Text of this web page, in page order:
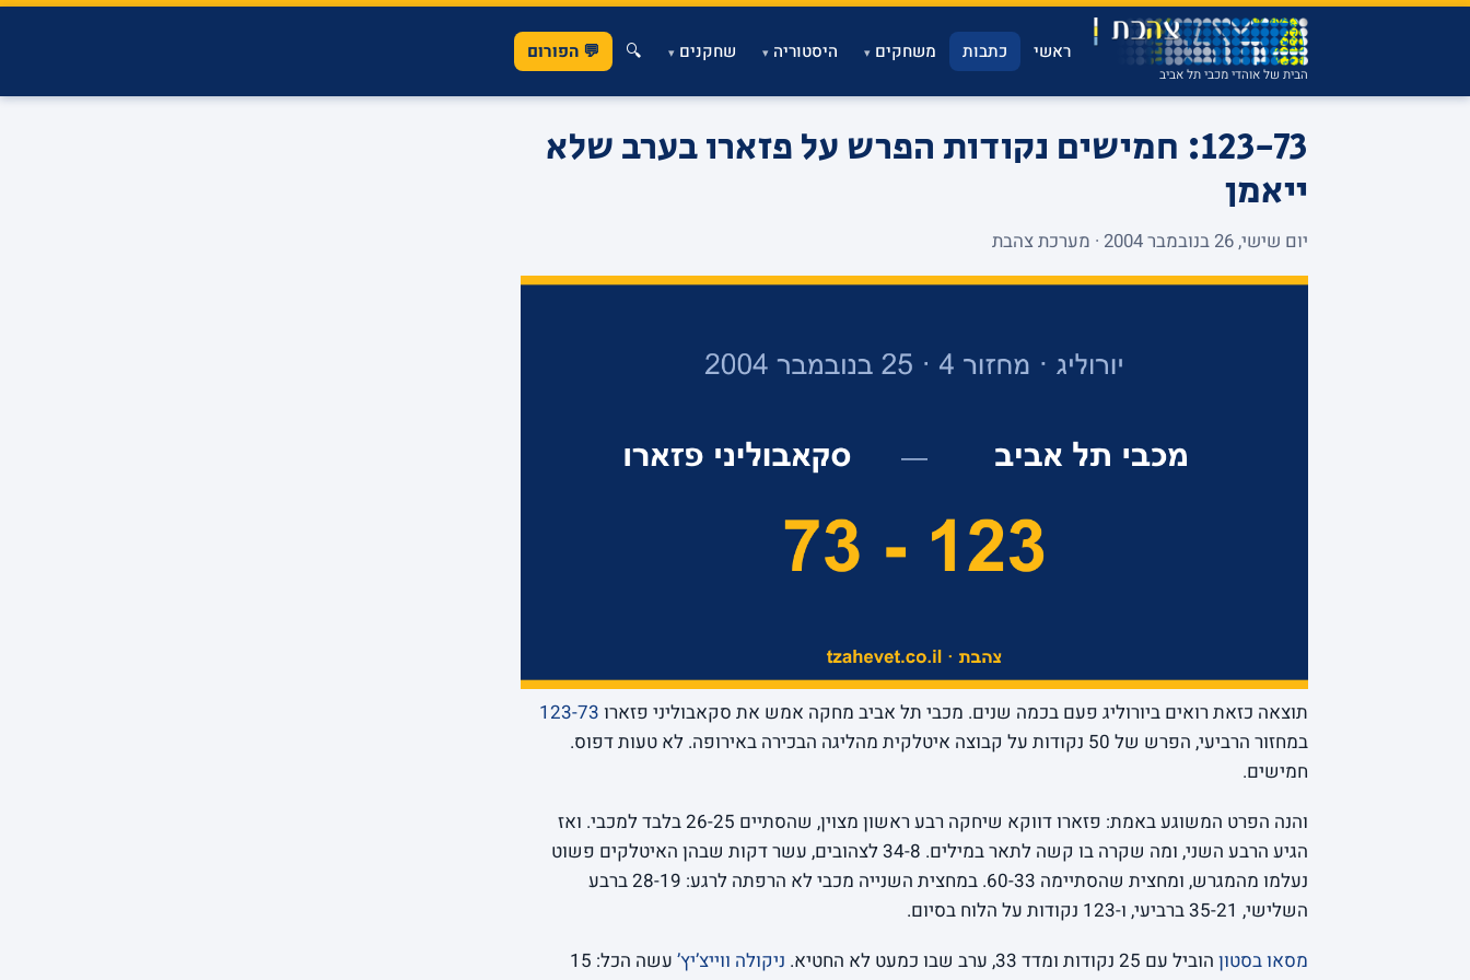
הבית של אוהדי מכבי תל אביב
ראשי כתבות משחקים▾ היסטוריה▾ שחקנים▾
🔍 💬 הפורום
123-73: חמישים נקודות הפרש על פזארו בערב שלא
ייאמן
יום שישי, 26 בנובמבר 2004 · מערכת צהבת
תוצאה כזאת רואים ביורוליג פעם בכמה שנים. מכבי תל אביב מחקה אמש את סקאבוליני פזארו 123-73
במחזור הרביעי, הפרש של 50 נקודות על קבוצה איטלקית מהליגה הבכירה באירופה. לא טעות דפוס.
חמישים.
והנה הפרט המשוגע באמת: פזארו דווקא שיחקה רבע ראשון מצוין, שהסתיים 26-25 בלבד למכבי. ואז
הגיע הרבע השני, ומה שקרה בו קשה לתאר במילים. 34-8 לצהובים, עשר דקות שבהן האיטלקים פשוט
נעלמו מהמגרש, ומחצית שהסתיימה 60-33. במחצית השנייה מכבי לא הרפתה לרגע: 28-19 ברבע
השלישי, 35-21 ברביעי, ו-123 נקודות על הלוח בסיום.
מסאו בסטון הוביל עם 25 נקודות ומדד 33, ערב שבו כמעט לא החטיא. ניקולה ווייצ’יץ’
עשה הכל: 15